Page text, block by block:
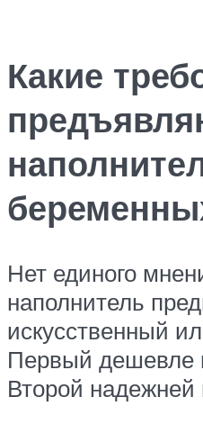
Какие
Нет единого
наполнитель
искусственный
Первый дешевле
Второй надежней